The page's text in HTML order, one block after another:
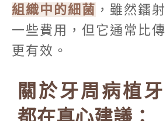
組織中的細菌 ，雖然鐳
一些費用，但它通常比
更有效。
關於牙周病植